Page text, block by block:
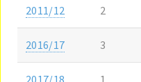
2011/12 2
2016/17 3